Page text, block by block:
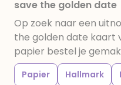
save the golden date
Op zoek naar een
the golden date kaart
papier bestel je
Papier Hallmark